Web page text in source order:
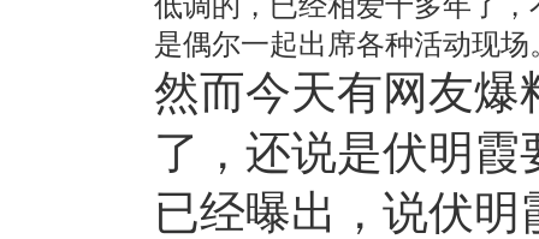
是偶尔一起出席各种活动现场
然而今天有网友爆
了，还说是伏明
已经曝出，说伏明